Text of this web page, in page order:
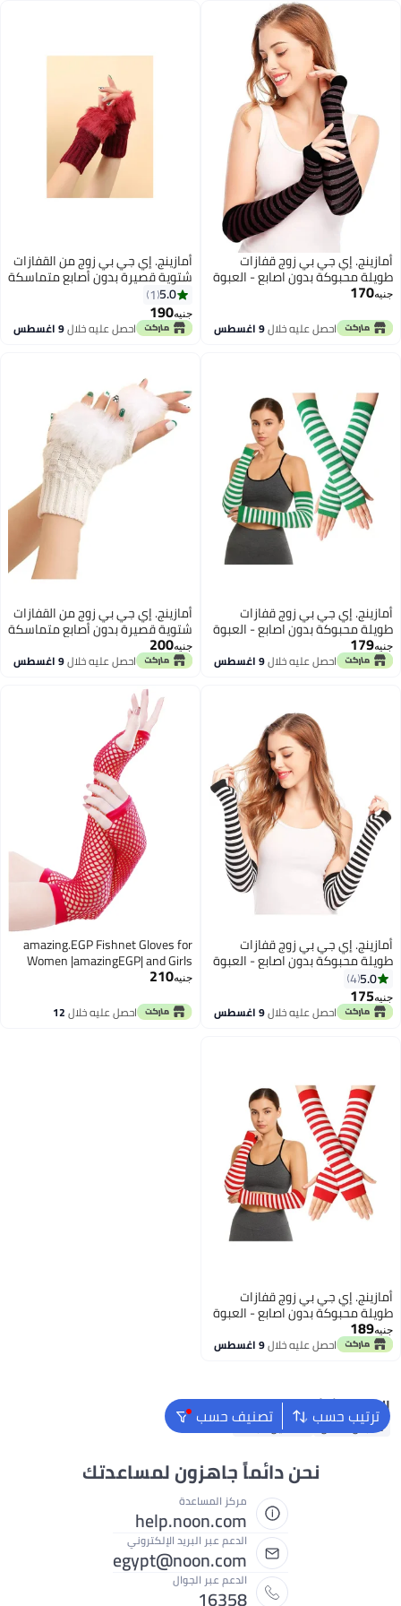
أمازينج. إي جي بي زوج قفازات
طويلة محبوكة بدون اصابع - العبوة
- قفاز مع فتحة للابهام لتدفئة الذراع
جنيه170
احصل عليه خلال9 اغسطس
أمازينج. إي جي بي زوج من القفازات
شتوية قصيرة بدون أصابع متماسكة
-THE PACK- قفازات لثقب الإبهام
لتدفئة الذراع للنساء والفتيات
5.0
1
جنيه190
احصل عليه خلال9 اغسطس
أمازينج. إي جي بي زوج قفازات
طويلة محبوكة بدون اصابع - العبوة
- قفاز مع فتحة للابهام لتدفئة الذراع
للنساء والفتيات
جنيه179
احصل عليه خلال9 اغسطس
أمازينج. إي جي بي زوج من القفازات
شتوية قصيرة بدون أصابع متماسكة
- قفازات لثقب الإبهام لتدفئة الذراع
للنساء والفتيات
جنيه200
احصل عليه خلال9 اغسطس
أمازينج. إي جي بي زوج قفازات
طويلة محبوكة بدون اصابع - العبوة
- قفاز مع فتحة للابهام لتدفئة الذراع
للنساء والفتيات
5.0
4
جنيه175
احصل عليه خلال9 اغسطس
amazing.EGP Fishnet Gloves for
Women |amazingEGP| and Girls
Long Mesh Fingerless Gloves In
جنيه210
احصل عليه خلال12
أمازينج. إي جي بي زوج قفازات
طويلة محبوكة بدون اصابع - العبوة
- قفاز مع فتحة للابهام لتدفئة الذراع
للنساء والفتيات
جنيه189
احصل عليه خلال9 اغسطس
ترتيب حسب تصنيف حسب البحث الشائع
ملابس اطفال فساتين للبنات
نحن دائماً جاهزون لمساعدتك
مركز المساعدة
help.noon.com
الدعم عبر البريد الإلكتروني
egypt@noon.com
الدعم عبر الجوال